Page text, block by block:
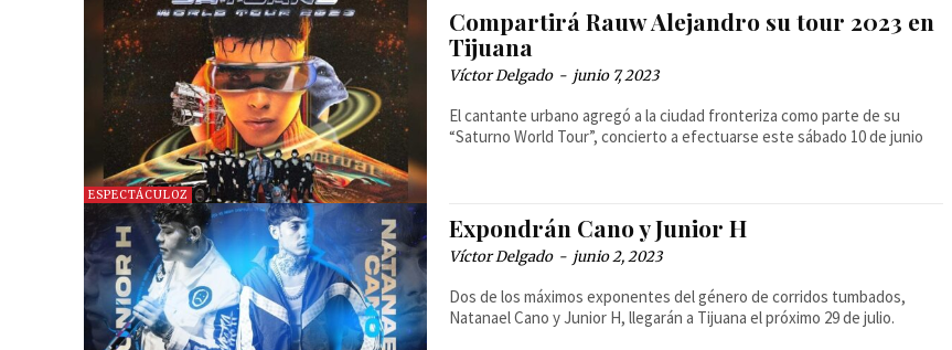
ESPECTÁCULOZ
Compartirá Rauw Alejandro su tour 2023 en
Tijuana
Víctor Delgado - junio 7, 2023
El cantante urbano agregó a la ciudad fronteriza como parte de su
“Saturno World Tour”, concierto a efectuarse este sábado 10 de junio
Expondrán Cano y Junior H
Víctor Delgado - junio 2, 2023
Dos de los máximos exponentes del género de corridos tumbados,
Natanael Cano y Junior H, llegarán a Tijuana el próximo 29 de julio.